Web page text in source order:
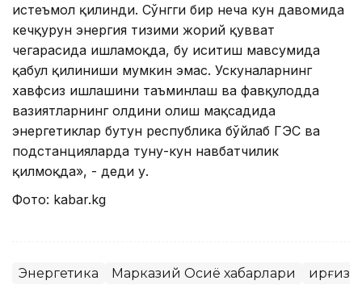
истеъмол қилинди. Сўнгги бир неча кун давомида
кечқурун энергия тизими жорий қувват
чегарасида ишламоқда, бу иситиш мавсумида
қабул қилиниши мумкин эмас. Ускуналарнинг
хавфсиз ишлашини таъминлаш ва фавқулодда
вазиятларнинг олдини олиш мақсадида
энергетиклар бутун республика бўйлаб ГЭС ва
подстанцияларда туну-кун навбатчилик
қилмоқда», - деди у.
Фото: kabar.kg
Энергетика Марказий Осиё хабарлари